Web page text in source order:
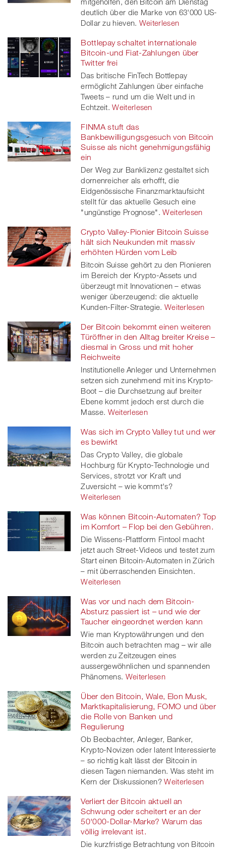
deutlich über die Marke von 63'000 US-
Dollar zu hieven. Weiterlesen
Bottlepay schaltet internationale
Bitcoin-und Fiat-Zahlungen über
Twitter frei
Das britische FinTech Bottlepay
ermöglicht Zahlungen über einfache
Tweets – rund um die Welt und in
Echtzeit. Weiterlesen
FINMA stuft das
Bankbewilligungsgesuch von Bitcoin
Suisse als nicht genehmigungsfähig
ein
Der Weg zur Banklizenz gestaltet sich
dornenreicher als erhofft, die
Eidgenössische Finanzmarktaufsicht
stellt für das aktuelle Gesuch eine
"ungünstige Prognose". Weiterlesen
Crypto Valley-Pionier Bitcoin Suisse
hält sich Neukunden mit massiv
erhöhten Hürden vom Leib
Bitcoin Suisse gehört zu den Pionieren
im Bereich der Krypto-Assets und
überzeugt mit Innovationen – etwas
weniger überzeugend: die aktuelle
Kunden-Filter-Strategie. Weiterlesen
Der Bitcoin bekommt einen weiteren
Türöffner in den Alltag breiter Kreise –
diesmal in Gross und mit hoher
Reichweite
Institutionelle Anleger und Unternehmen
setzen sich zunehmend mit ins Krypto-
Boot – die Durchsetzung auf breiter
Ebene kommt jedoch erst durch die
Masse. Weiterlesen
Was sich im Crypto Valley tut und wer
es bewirkt
Das Crypto Valley, die globale
Hochburg für Krypto-Technologie und
Services, strotzt vor Kraft und
Zuversicht – wie kommt's?
Weiterlesen
Was können Bitcoin-Automaten? Top
im Komfort – Flop bei den Gebühren.
Die Wissens-Plattform Fintool macht
jetzt auch Street-Videos und testet zum
Start einen Bitcoin-Automaten in Zürich
– mit überraschenden Einsichten.
Weiterlesen
Was vor und nach dem Bitcoin-
Absturz passiert ist – und wie der
Taucher eingeordnet werden kann
Wie man Kryptowährungen und den
Bitcoin auch betrachten mag – wir alle
werden zu Zeitzeugen eines
aussergewöhnlichen und spannenden
Phänomens. Weiterlesen
Über den Bitcoin, Wale, Elon Musk,
Marktkapitalisierung, FOMO und über
die Rolle von Banken und
Regulierung
Ob Beobachter, Anleger, Banker,
Krypto-Novizen oder latent Interessierte
– so richtig kalt lässt der Bitcoin in
diesen Tagen niemanden. Was steht im
Kern der Diskussionen? Weiterlesen
Verliert der Bitcoin aktuell an
Schwung oder scheitert er an der
50'000-Dollar-Marke? Warum das
völlig irrelevant ist.
Die kurzfristige Betrachtung von Bitcoin